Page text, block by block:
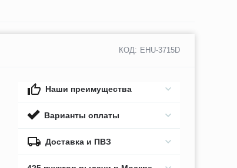
КОД: EHU-3715D
Наши преимущества
Варианты оплаты
Доставка и ПВЗ